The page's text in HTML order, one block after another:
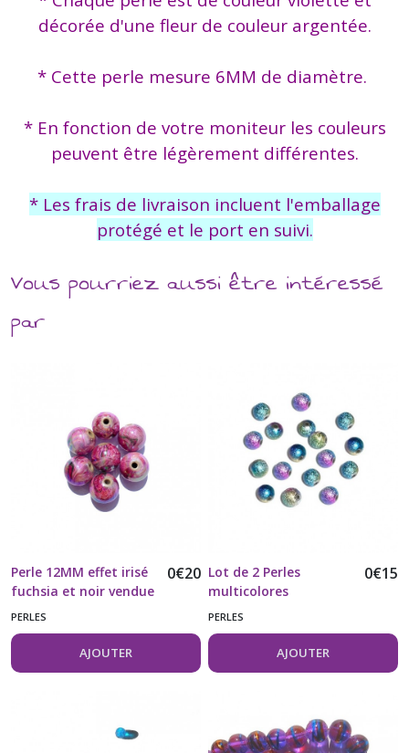
décorée d'une fleur de couleur argentée.
* Cette perle mesure 6MM de diamètre.
* En fonction de votre moniteur les couleurs
peuvent être légèrement différentes.
* Les frais de livraison incluent l'emballage
protégé et le port en suivi.
Vous pourriez aussi être intéressé
par
Perle 12MM effet irisé
fuchsia et noir vendue
à l'unité
0€20
PERLES
AJOUTER
Lot de 2 Perles
multicolores
acryliques aspect
0€15
PERLES
AJOUTER